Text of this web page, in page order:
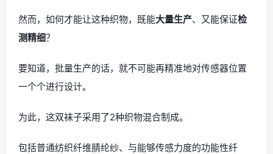
然而，如何才能让这种织物，既能大量生产、又能保证检
测精细？
要知道，批量生产的话，就不可能再精准地对传感器位置
一个个进行设计。
为此，这双袜子采用了2种织物混合制成。
包括普通纺织纤维腈纶纱、与能够传感力度的功能性纤